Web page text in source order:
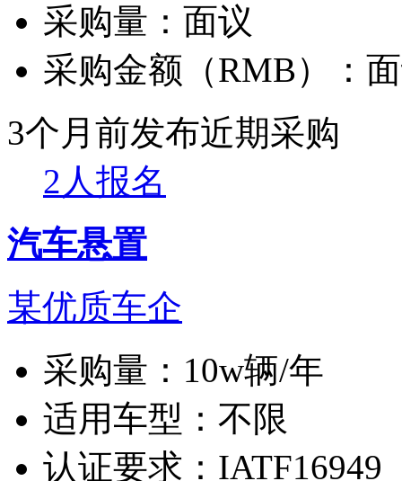
采购量： 面议
采购金额（RMB）：
3个月前发布近期采购
2人报名
汽车悬置
某优质车企
采购量： 10w辆/年
适用车型： 不限
认证要求： IATF16949